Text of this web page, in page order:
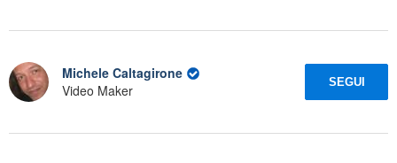
Michele Caltagirone
Video Maker
SEGUI